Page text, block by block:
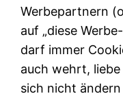
Werbepartnern
auf „diese
darf immer
auch wehrt,
sich nicht